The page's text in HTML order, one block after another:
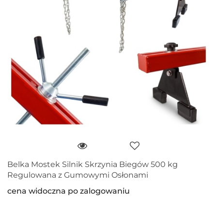
Belka Mostek Silnik Skrzynia Biegów 500 kg
Regulowana z Gumowymi Osłonami
cena widoczna po zalogowaniu